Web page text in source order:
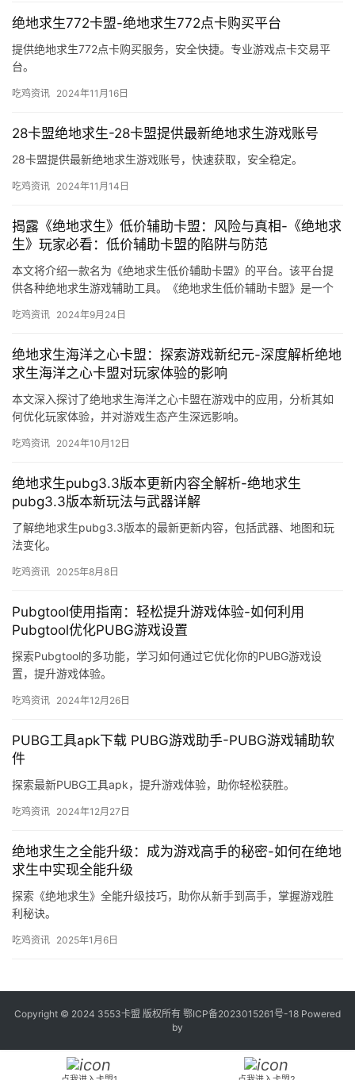
绝地求生772卡盟-绝地求生772点卡购买平台
提供绝地求生772点卡购买服务，安全快捷。专业游戏点卡交易平
台。
吃鸡资讯 2024年11月16日
28卡盟绝地求生-28卡盟提供最新绝地求生游戏账号
28卡盟提供最新绝地求生游戏账号，快速获取，安全稳定。
吃鸡资讯 2024年11月14日
揭露《绝地求生》低价辅助卡盟：风险与真相-《绝地求
生》玩家必看：低价辅助卡盟的陷阱与防范
本文将介绍一款名为《绝地求生低价辅助卡盟》的平台。该平台提
供各种绝地求生游戏辅助工具。《绝地求生低价辅助卡盟》是一个
吃鸡资讯 2024年9月24日
绝地求生海洋之心卡盟：探索游戏新纪元-深度解析绝地
求生海洋之心卡盟对玩家体验的影响
本文深入探讨了绝地求生海洋之心卡盟在游戏中的应用，分析其如
何优化玩家体验，并对游戏生态产生深远影响。
吃鸡资讯 2024年10月12日
绝地求生pubg3.3版本更新内容全解析-绝地求生
pubg3.3版本新玩法与武器详解
了解绝地求生pubg3.3版本的最新更新内容，包括武器、地图和玩
法变化。
吃鸡资讯 2025年8月8日
Pubgtool使用指南：轻松提升游戏体验-如何利用
Pubgtool优化PUBG游戏设置
探索Pubgtool的多功能，学习如何通过它优化你的PUBG游戏设
置，提升游戏体验。
吃鸡资讯 2024年12月26日
PUBG工具apk下载 PUBG游戏助手-PUBG游戏辅助软
件
探索最新PUBG工具apk，提升游戏体验，助你轻松获胜。
吃鸡资讯 2024年12月27日
绝地求生之全能升级：成为游戏高手的秘密-如何在绝地
求生中实现全能升级
探索《绝地求生》全能升级技巧，助你从新手到高手，掌握游戏胜
利秘诀。
吃鸡资讯 2025年1月6日
Copyright © 2024 3553卡盟 版权所有 鄂ICP备2023015261号-18 Powered
by